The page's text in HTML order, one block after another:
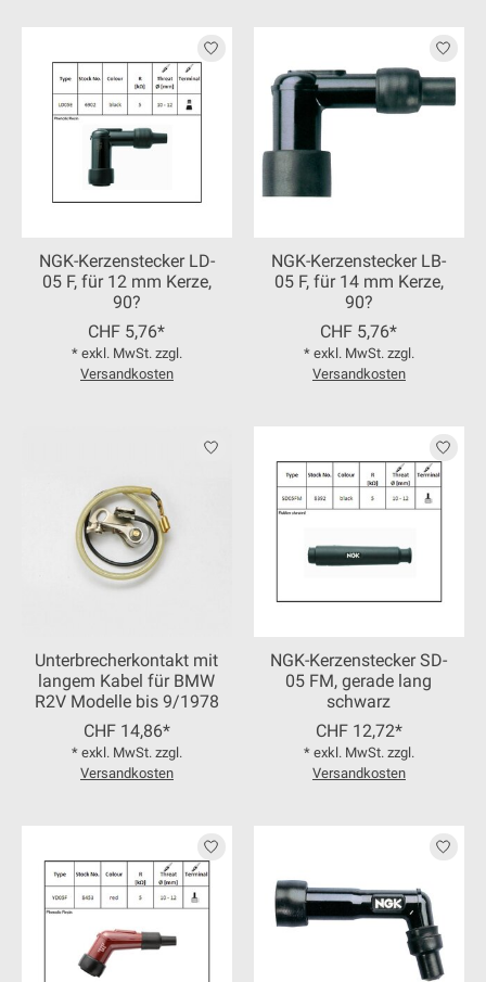
NGK-Kerzenstecker LD-
05 F, für 12 mm Kerze,
90?
CHF 5,76*
* exkl. MwSt. zzgl.
Versandkosten
NGK-Kerzenstecker LB-
05 F, für 14 mm Kerze,
90?
CHF 5,76*
* exkl. MwSt. zzgl.
Versandkosten
Unterbrecherkontakt mit
langem Kabel für BMW
R2V Modelle bis 9/1978
CHF 14,86*
* exkl. MwSt. zzgl.
Versandkosten
NGK-Kerzenstecker SD-
05 FM, gerade lang
schwarz
CHF 12,72*
* exkl. MwSt. zzgl.
Versandkosten